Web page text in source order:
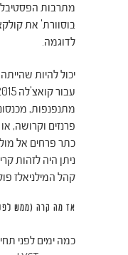
מתרבות
לדוגמה.
מתנפנפות,
פרנזים וקרושה,
כתר פרחים אל
ניתן היה לזהות
קהל המילניאלז
אז מה קרה (ממש לפני
כמה ימים לפני